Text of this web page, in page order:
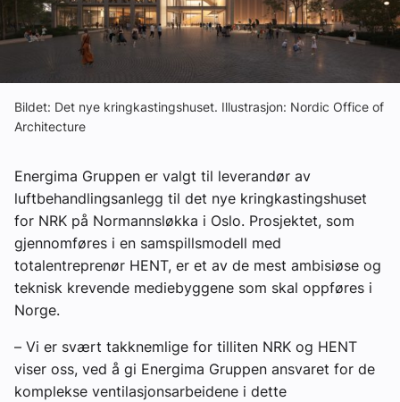
Annonsere i VVS Aktuelt
Kontakt oss
Tips oss
eBlad
Bildet: Det nye kringkastingshuset. Illustrasjon: Nordic Office of
Architecture
Energima Gruppen er valgt til leverandør av
luftbehandlingsanlegg til det nye kringkastingshuset
for NRK på Normannsløkka i Oslo. Prosjektet, som
gjennomføres i en samspillsmodell med
totalentreprenør HENT, er et av de mest ambisiøse og
teknisk krevende mediebyggene som skal oppføres i
Norge.
– Vi er svært takknemlige for tilliten NRK og HENT
viser oss, ved å gi Energima Gruppen ansvaret for de
komplekse ventilasjonsarbeidene i dette